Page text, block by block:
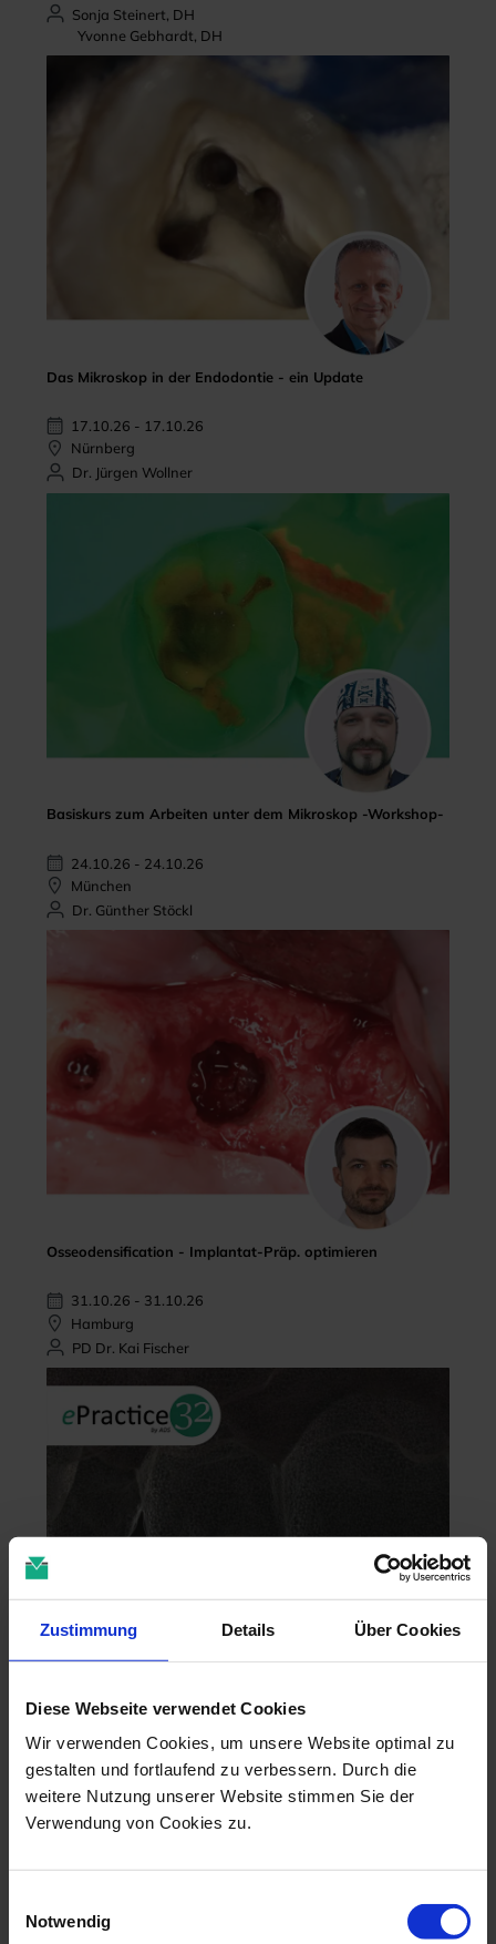
Zustimmung Details Über Cookies
Diese Webseite verwendet Cookies
Wir verwenden Cookies, um unsere Website optimal zu
gestalten und fortlaufend zu verbessern. Durch die
weitere Nutzung unserer Website stimmen Sie der
Verwendung von Cookies zu.
Notwendig
Sonja Steinert, DH
Yvonne Gebhardt, DH
Das Mikroskop in der Endodontie - ein Update
17.10.26 - 17.10.26
Nürnberg
Dr. Jürgen Wollner
Basiskurs zum Arbeiten unter dem Mikroskop -Workshop-
24.10.26 - 24.10.26
München
Dr. Günther Stöckl
Osseodensification - Implantat-Präp. optimieren
31.10.26 - 31.10.26
Hamburg
PD Dr. Kai Fischer
04.11.26 - 04.11.26
online